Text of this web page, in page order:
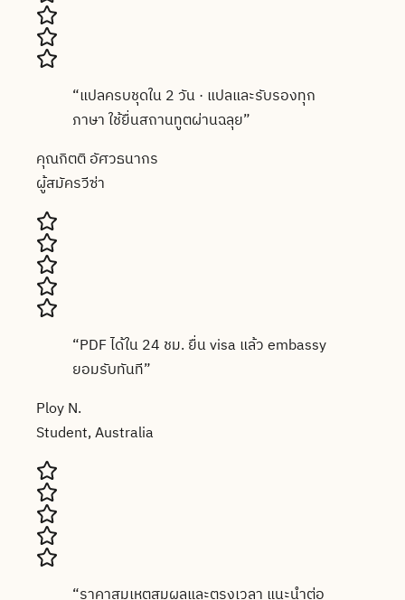
“แปลครบชุดใน 2 วัน · แปลและรับรองทุก
ภาษา ใช้ยื่นสถานทูตผ่านฉลุย”
คุณกิตติ อัศวธนากร
ผู้สมัครวีซ่า
“PDF ได้ใน 24 ชม. ยื่น visa แล้ว embassy
ยอมรับทันที”
Ploy N.
Student, Australia